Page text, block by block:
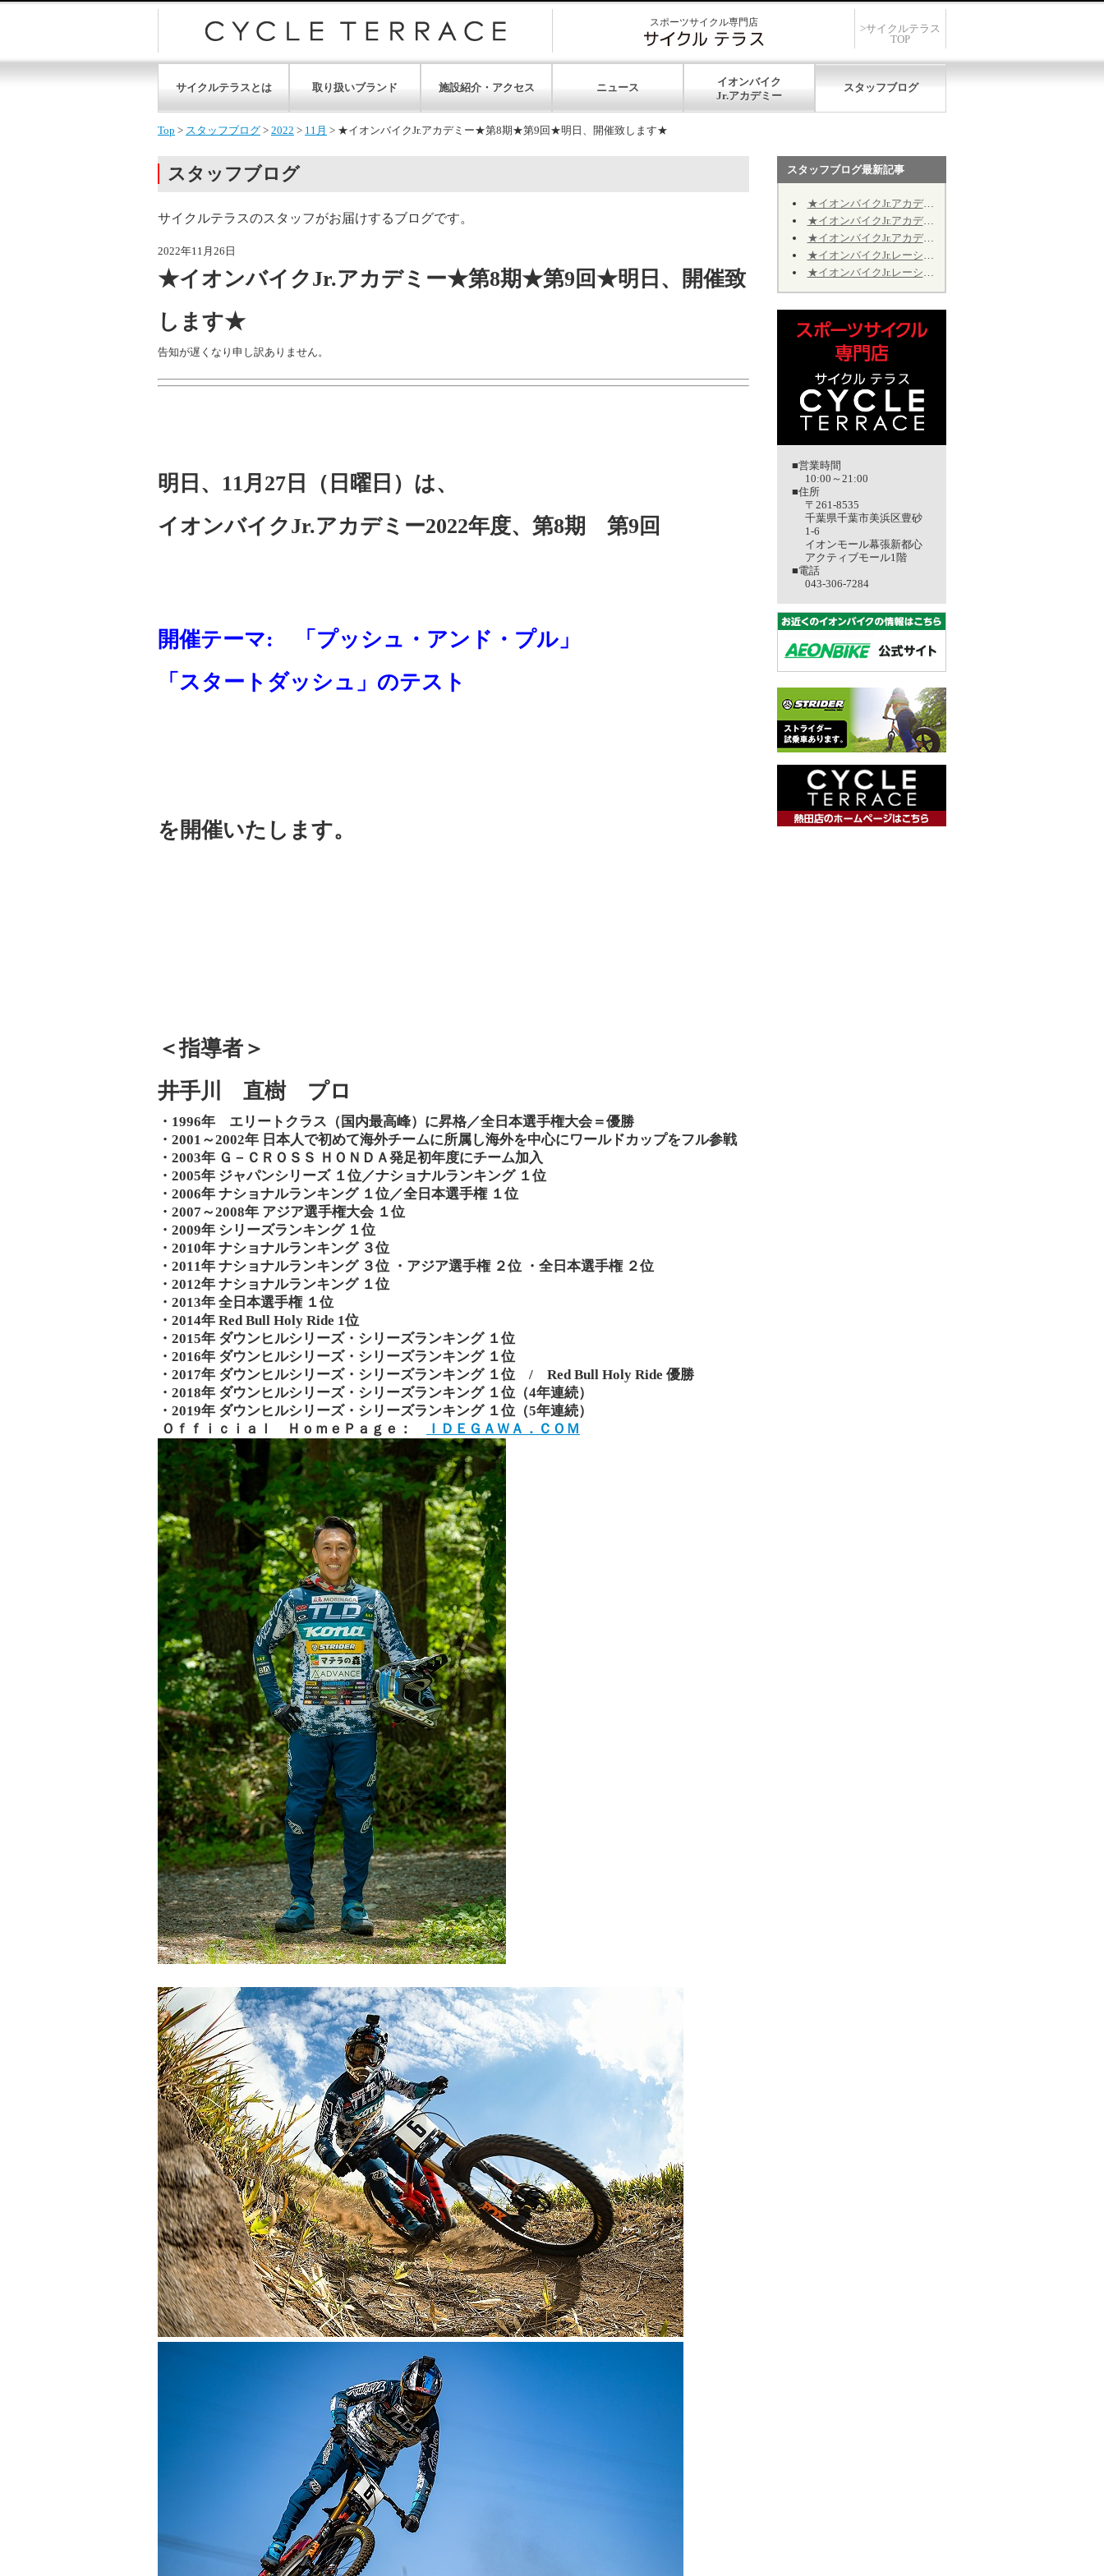
スポーツサイクル専門店
>サイクルテラス
TOP
サイクルテラスとは 取り扱いブランド 施設紹介・アクセス ニュース イオンバイク スタッフブログ
Top > スタッフブログ > 2022 > 11月 > ★イオンバイクJr.アカデミー★第8期★第9回★明日、開催致します★
スタッフブログ
サイクルテラスのスタッフがお届けするブログです。
2022年11月26日
★イオンバイクJr.アカデミー★第8期★第9回★明日、開催致
します★
告知が遅くなり申し訳ありません。
明日、11月27日（日曜日）は、
イオンバイクJr.アカデミー2022年度、第8期 第9回
開催テーマ: 「プッシュ・アンド・プル」
「スタートダッシュ」のテスト
を開催いたします。
＜指導者＞
井手川 直樹 プロ
・1996年 エリートクラス（国内最高峰）に昇格／全日本選手権大会＝優勝
・2001～2002年 日本人で初めて海外チームに所属し海外を中心にワールドカップをフル参戦
・2003年 Ｇ－ＣＲＯＳＳ ＨＯＮＤＡ発足初年度にチーム加入
・2005年 ジャパンシリーズ １位／ナショナルランキング １位
・2006年 ナショナルランキング １位／全日本選手権 １位
・2007～2008年 アジア選手権大会 １位
・2009年 シリーズランキング １位
・2010年 ナショナルランキング ３位
・2011年 ナショナルランキング ３位 ・アジア選手権 ２位 ・全日本選手権 ２位
・2012年 ナショナルランキング １位
・2013年 全日本選手権 １位
・2014年 Red Bull Holy Ride 1位
・2015年 ダウンヒルシリーズ・シリーズランキング １位
・2016年 ダウンヒルシリーズ・シリーズランキング １位
・2017年 ダウンヒルシリーズ・シリーズランキング １位 / Red Bull Holy Ride 優勝
・2018年 ダウンヒルシリーズ・シリーズランキング １位（4年連続）
・2019年 ダウンヒルシリーズ・シリーズランキング １位（5年連続）
Ｏｆｆｉｃｉａｌ ＨｏｍｅＰａｇｅ：
ＩＤＥＧＡＷＡ．ＣＯＭ
スタッフブログ最新記事
★イオンバイクJr.アカデミー★第12期★第５回★明日7/19、開催致します★
★イオンバイクJr.アカデミー★第12期★第４回★明日7/11、振り替え開催致します★
★イオンバイクJr.アカデミー★第12期★2026年9月の開催日程のお知らせ
★イオンバイクJr.レーシング★第10期★2026年9月の予定★～Jr.アカデミーではありません～
★イオンバイクJr.レーシング★第10期★後半期ご継続のお手続きについて★※Jr.アカデミーではありません
■営業時間
10:00～21:00
■住所
〒261-8535
千葉県千葉市美浜区豊砂
1-6
イオンモール幕張新都心
アクティブモール1階
■電話
043-306-7284